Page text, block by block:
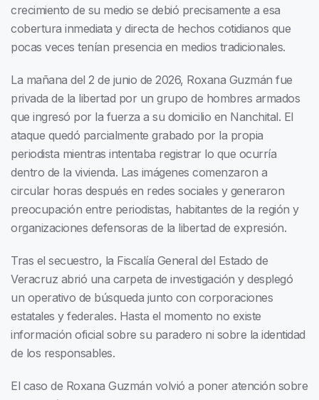
crecimiento de su medio se debió precisamente a esa
cobertura inmediata y directa de hechos cotidianos que
pocas veces tenían presencia en medios tradicionales.
La mañana del 2 de junio de 2026, Roxana Guzmán fue
privada de la libertad por un grupo de hombres armados
que ingresó por la fuerza a su domicilio en Nanchital. El
ataque quedó parcialmente grabado por la propia
periodista mientras intentaba registrar lo que ocurría
dentro de la vivienda. Las imágenes comenzaron a
circular horas después en redes sociales y generaron
preocupación entre periodistas, habitantes de la región y
organizaciones defensoras de la libertad de expresión.
Tras el secuestro, la Fiscalía General del Estado de
Veracruz abrió una carpeta de investigación y desplegó
un operativo de búsqueda junto con corporaciones
estatales y federales. Hasta el momento no existe
información oficial sobre su paradero ni sobre la identidad
de los responsables.
El caso de Roxana Guzmán volvió a poner atención sobre